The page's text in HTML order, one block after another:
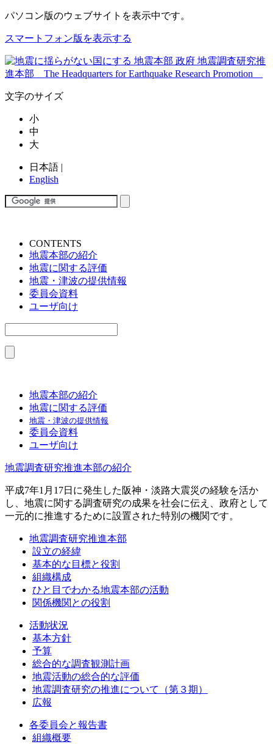
パソコン版のウェブサイトを表示中です。
スマートフォン版を表示する
文字のサイズ
小
中
大
日本語 |
English
CONTENTS
地震本部の紹介
地震に関する評価
地震・津波の提供情報
委員会資料
ユーザ向け
地震本部の紹介
地震に関する評価
地震・津波の提供情報
委員会資料
ユーザ向け
地震調査研究推進本部の紹介
平成7年1月17日に発生した阪神・淡路大震災の経験を活か
し、地震に関する調査研究の成果を社会に伝え、政府として
一元的に推進するために設置された特別の機関です。
地震調査研究推進本部
設立の経緯
基本的な目標と役割
組織構成
ひと目でわかる地震本部の活動
関係機関との役割
活動状況
基本方針
予算
総合的な調査観測計画
地震活動の総合的な評価
地震調査研究の推進について（第３期）
広報
各委員会と報告書
組織概要